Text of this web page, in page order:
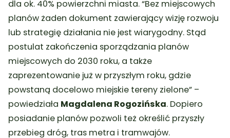
dla ok. 40% powierzchni miasta.“Bez miejscowych
planów żaden dokument zawierający wizję rozwoju
lub strategię działania nie jest wiarygodny. Stąd
postulat zakończenia sporządzania planów
miejscowych do 2030 roku, a także
zaprezentowanie już w przyszłym roku, gdzie
powstaną docelowo miejskie tereny zielone” –
powiedziała Magdalena Rogozińska. Dopiero
posiadanie planów pozwoli też określić przyszły
przebieg dróg, tras metra i tramwajów.